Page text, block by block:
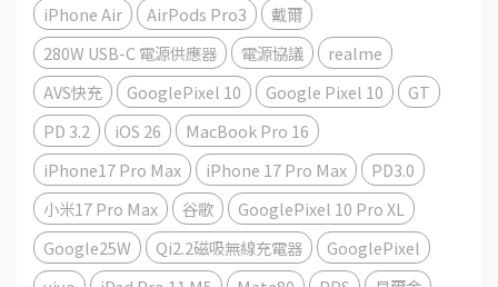
iPhone Air
AirPods Pro3
戴爾
280W USB-C 電源供應器
電源協議
realme
AVS快充
GooglePixel 10 Google Pixel 10
GT
PD 3.2
iOS 26
MacBook Pro 16
iPhone17 Pro Max
iPhone 17 Pro Max
PD3.0
小米17 Pro Max
谷歌
GooglePixel 10 Pro XL
Google25W
Qi2.2磁吸無線充電器
GooglePixel